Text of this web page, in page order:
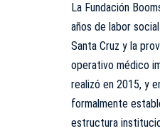
La Fundación
años de labor
Santa Cruz y la
operativo médico
realizó en 2015, y
formalmente
estructura